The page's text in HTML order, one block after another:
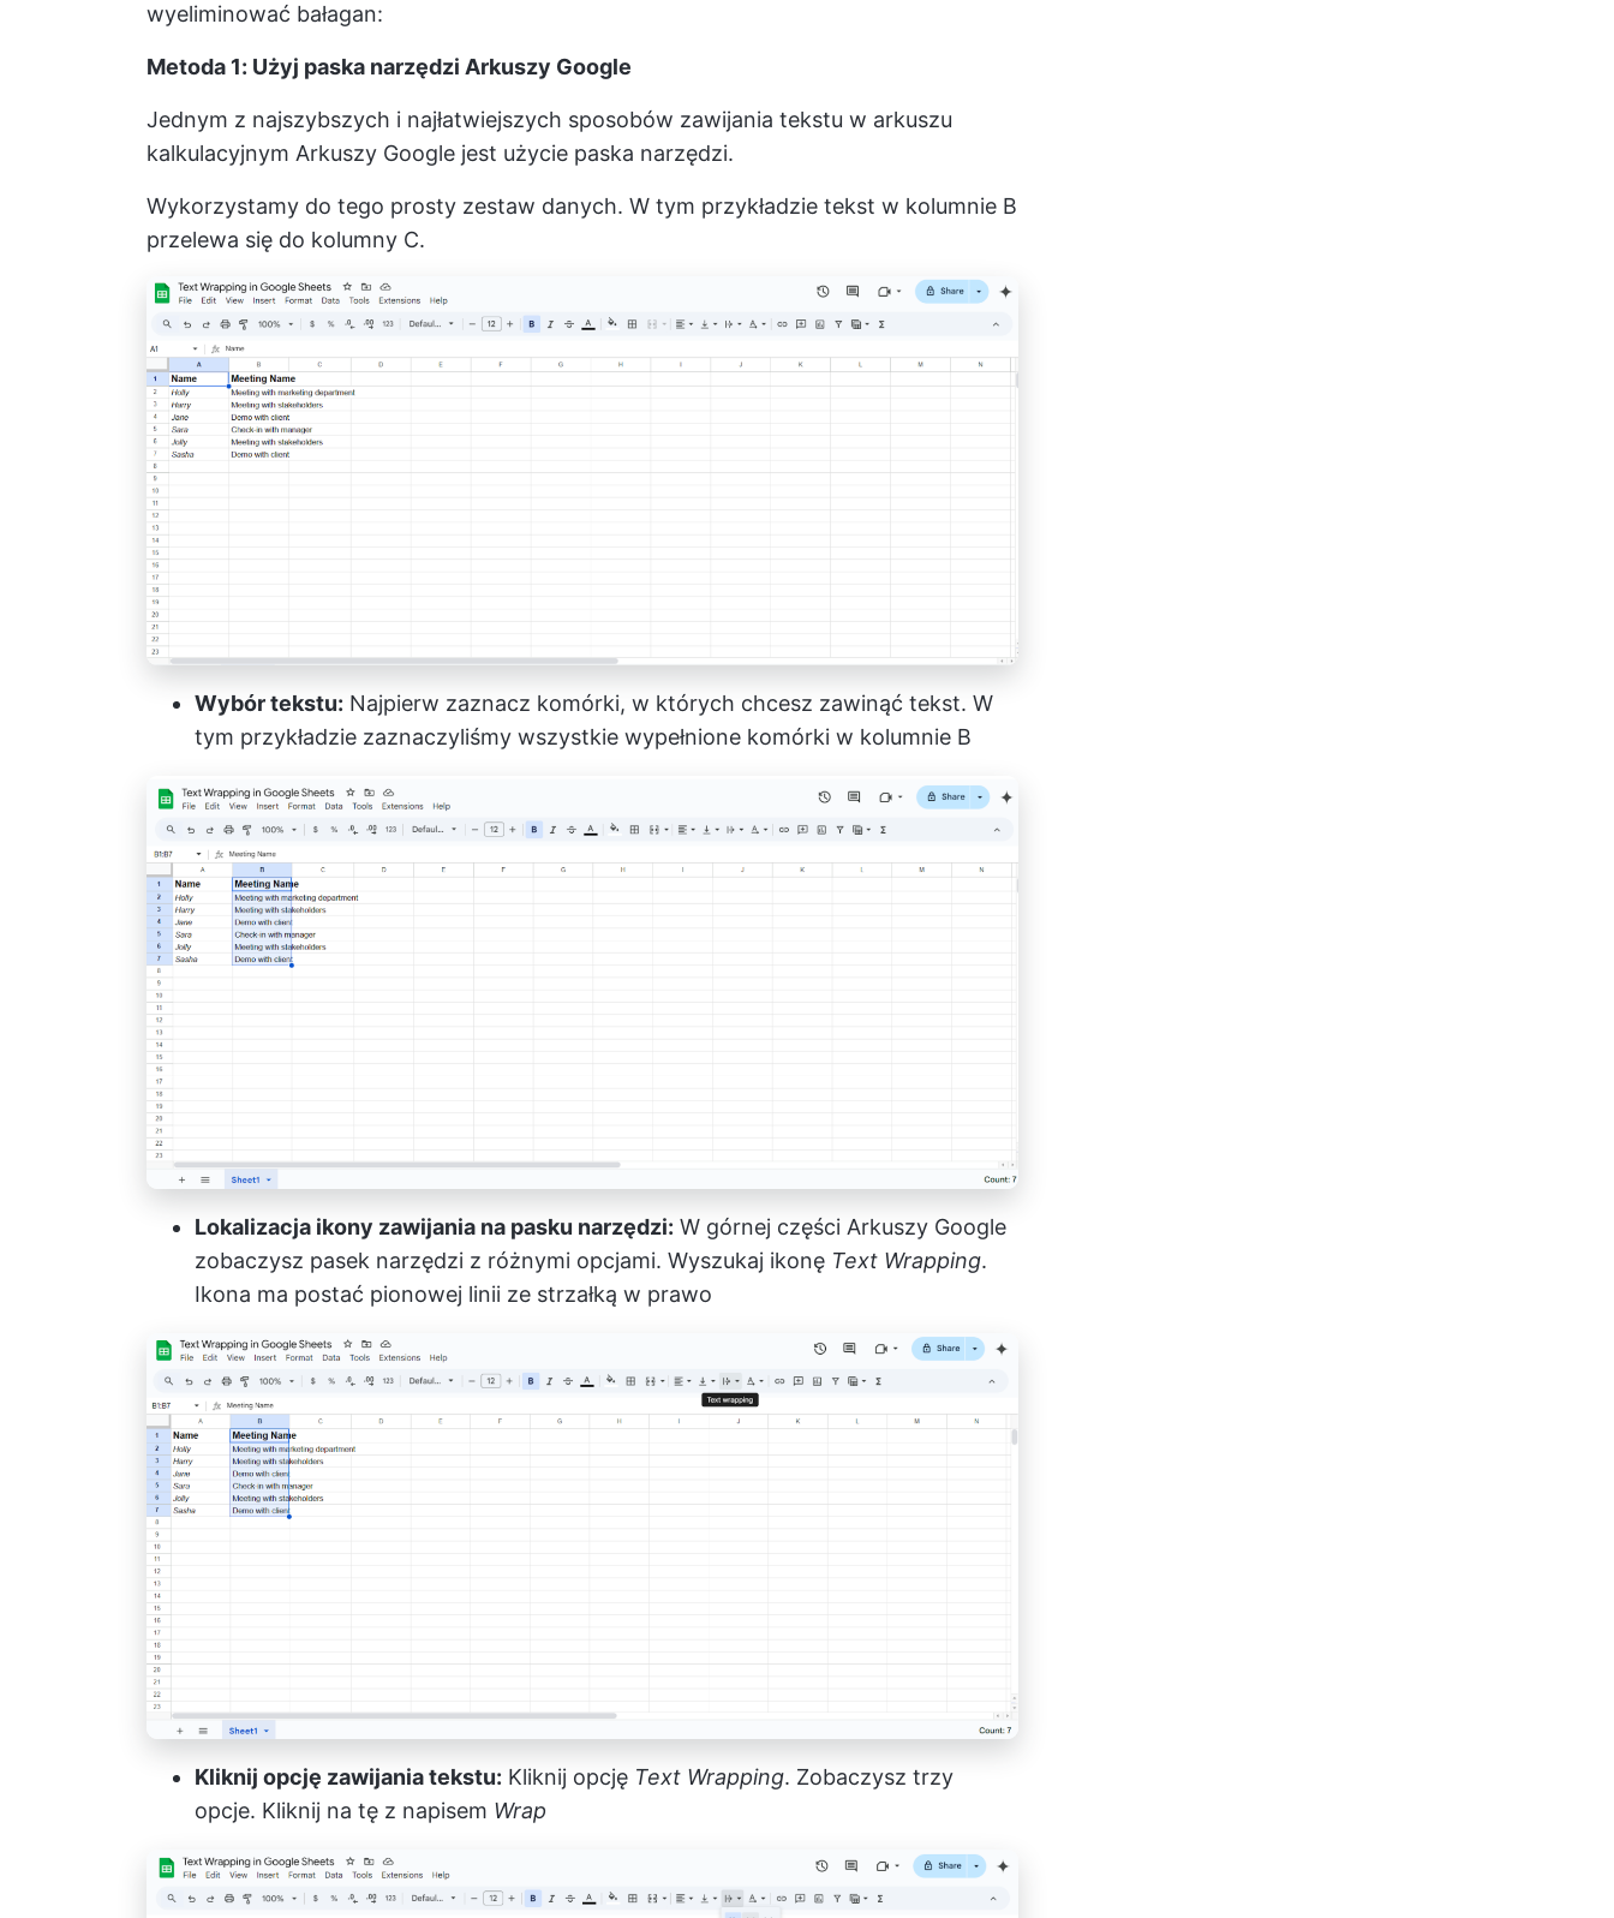
wyeliminować bałagan:
Metoda 1: Użyj paska narzędzi Arkuszy Google
Jednym z najszybszych i najłatwiejszych sposobów zawijania tekstu w arkuszu
kalkulacyjnym Arkuszy Google jest użycie paska narzędzi.
Wykorzystamy do tego prosty zestaw danych. W tym przykładzie tekst w kolumnie B
przelewa się do kolumny C.
Wybór tekstu: Najpierw zaznacz komórki, w których chcesz zawinąć tekst. W
tym przykładzie zaznaczyliśmy wszystkie wypełnione komórki w kolumnie B
Lokalizacja ikony zawijania na pasku narzędzi: W górnej części Arkuszy Google
zobaczysz pasek narzędzi z różnymi opcjami. Wyszukaj ikonę Text Wrapping.
Ikona ma postać pionowej linii ze strzałką w prawo
Kliknij opcję zawijania tekstu: Kliknij opcję Text Wrapping. Zobaczysz trzy
opcje. Kliknij na tę z napisem Wrap